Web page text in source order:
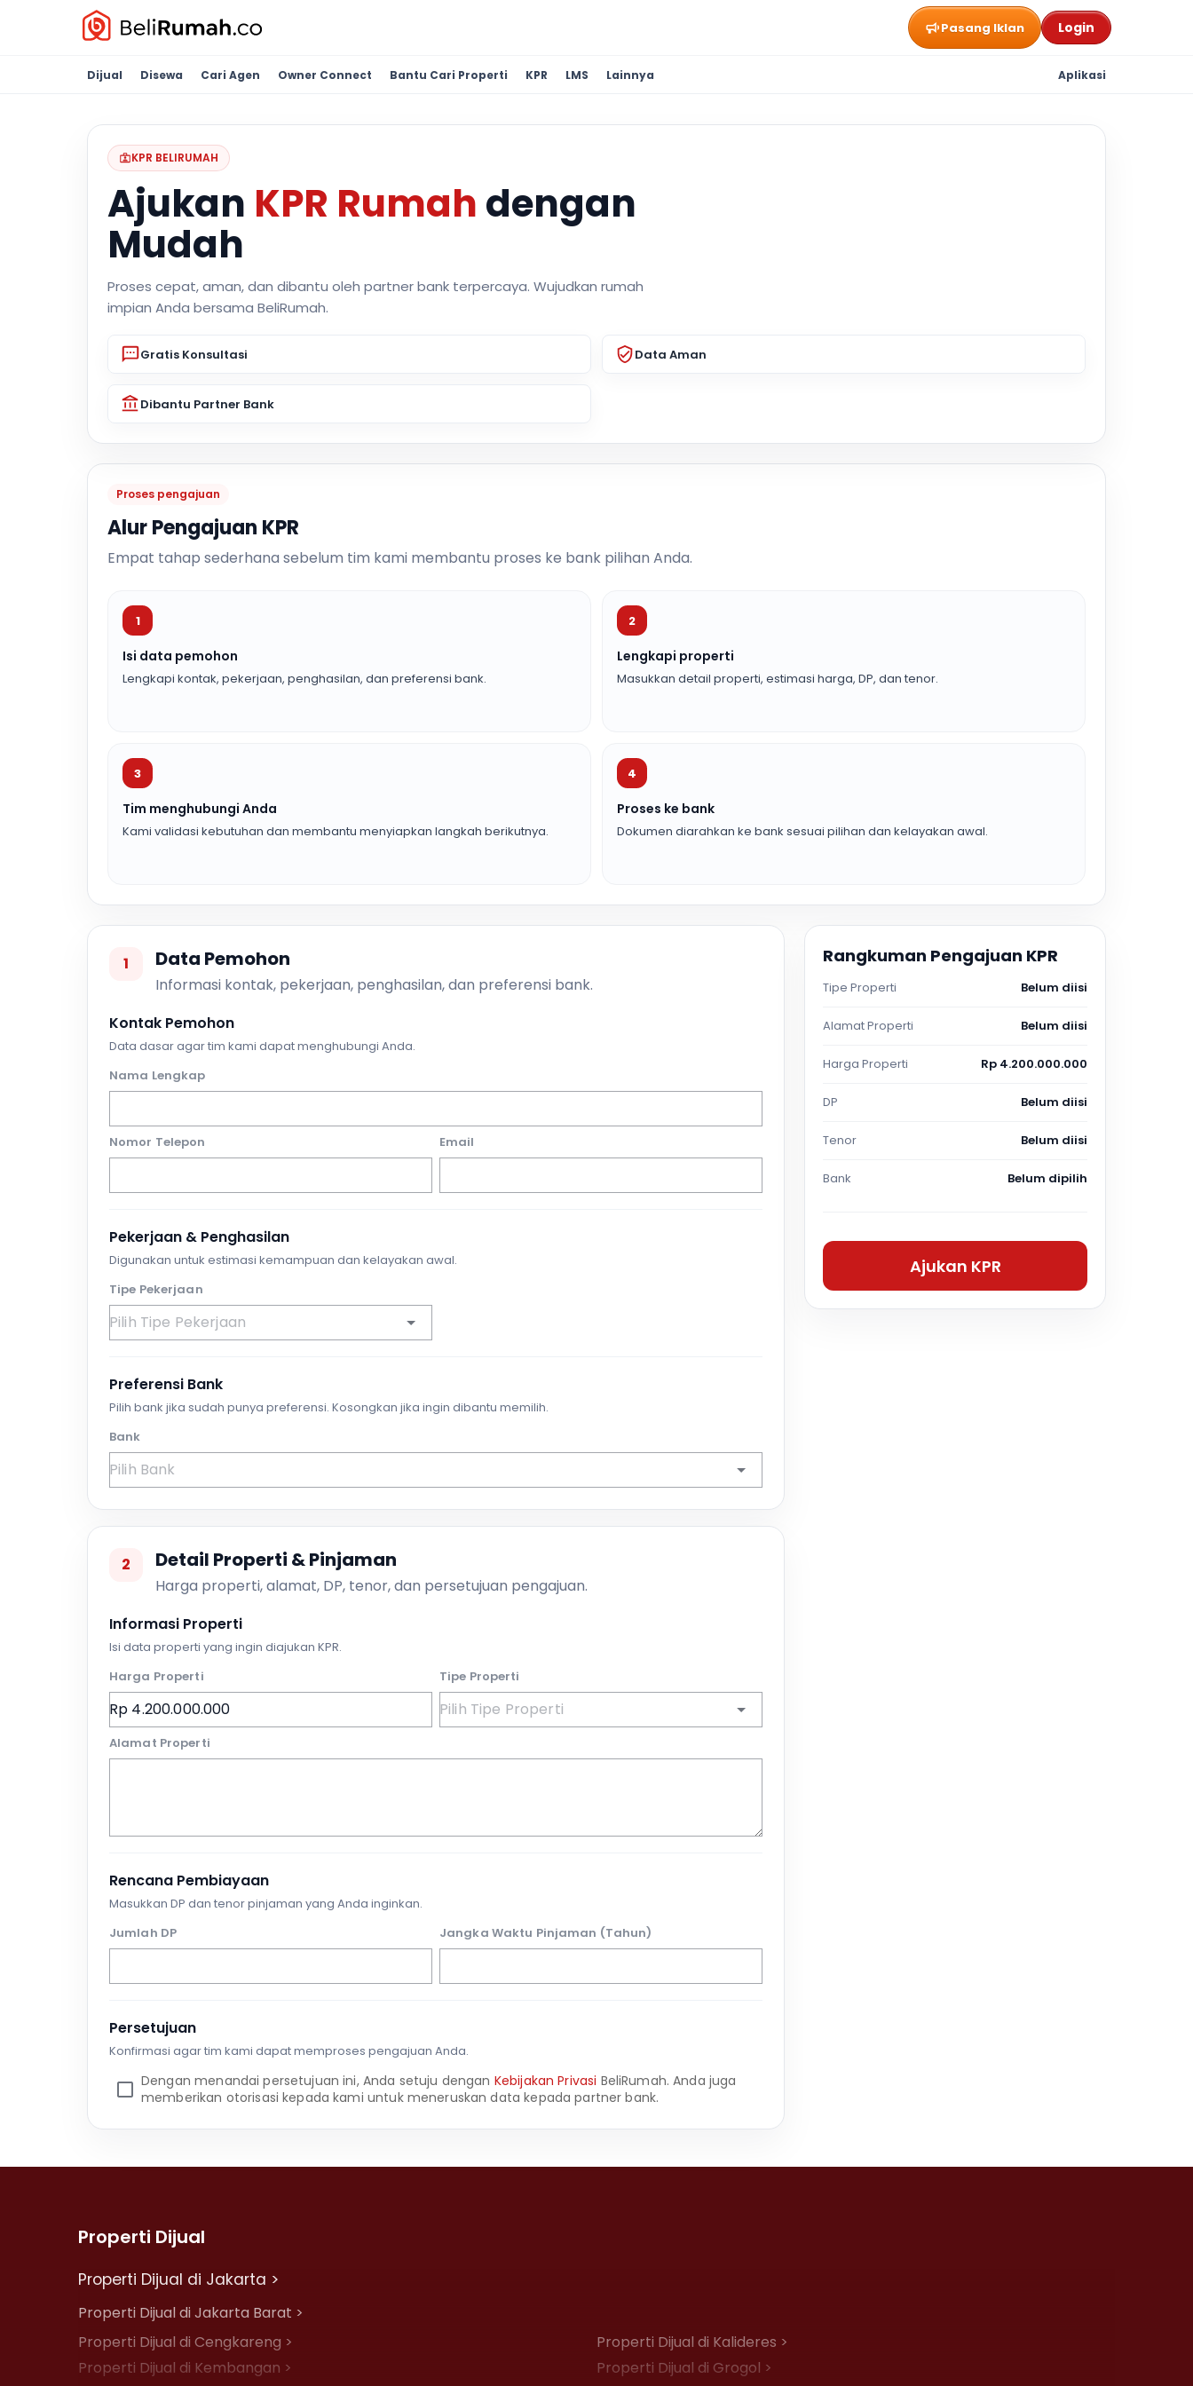
Pasang Iklan Login
Dijual Disewa Cari Agen Owner Connect Bantu Cari Properti KPR LMS Lainnya Aplikasi
KPR BELIRUMAH
Ajukan KPR Rumah dengan
Mudah
Proses cepat, aman, dan dibantu oleh partner bank terpercaya. Wujudkan rumah
impian Anda bersama BeliRumah.
Gratis Konsultasi Data Aman
Dibantu Partner Bank
Proses pengajuan
Alur Pengajuan KPR
Empat tahap sederhana sebelum tim kami membantu proses ke bank pilihan Anda.
1
Isi data pemohon
Lengkapi kontak, pekerjaan, penghasilan, dan preferensi bank.
2
Lengkapi properti
Masukkan detail properti, estimasi harga, DP, dan tenor.
3
Tim menghubungi Anda
Kami validasi kebutuhan dan membantu menyiapkan langkah berikutnya.
4
Proses ke bank
Dokumen diarahkan ke bank sesuai pilihan dan kelayakan awal.
1 Data Pemohon
Informasi kontak, pekerjaan, penghasilan, dan preferensi bank.
Kontak Pemohon
Data dasar agar tim kami dapat menghubungi Anda.
Nama Lengkap
Nomor Telepon Email
Pekerjaan & Penghasilan
Digunakan untuk estimasi kemampuan dan kelayakan awal.
Tipe Pekerjaan
Preferensi Bank
Pilih bank jika sudah punya preferensi. Kosongkan jika ingin dibantu memilih.
Bank
2 Detail Properti & Pinjaman
Harga properti, alamat, DP, tenor, dan persetujuan pengajuan.
Informasi Properti
Isi data properti yang ingin diajukan KPR.
Harga Properti
Tipe Properti
Alamat Properti
Rencana Pembiayaan
Masukkan DP dan tenor pinjaman yang Anda inginkan.
Jumlah DP
Jangka Waktu Pinjaman (Tahun)
Persetujuan
Konfirmasi agar tim kami dapat memproses pengajuan Anda.
Dengan menandai persetujuan ini, Anda setuju dengan Kebijakan Privasi BeliRumah. Anda juga
memberikan otorisasi kepada kami untuk meneruskan data kepada partner bank.
Rangkuman Pengajuan KPR
Tipe Properti Belum diisi
Alamat Properti Belum diisi
Harga Properti Rp 4.200.000.000
DP Belum diisi
Tenor Belum diisi
Bank Belum dipilih
Ajukan KPR
Properti Dijual
Properti Dijual di Jakarta >
Properti Dijual di Jakarta Barat >
Properti Dijual di Cengkareng >
Properti Dijual di Kalideres >
Properti Dijual di Kembangan >
Properti Dijual di Grogol >